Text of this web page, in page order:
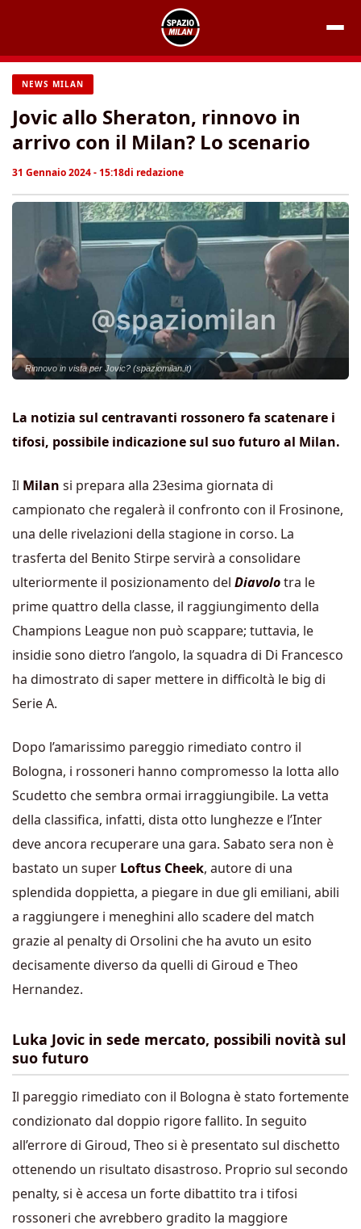
contenuto
NEWS MILAN
Jovic allo Sheraton, rinnovo in
arrivo con il Milan? Lo scenario
31 Gennaio 2024 - 15:18di redazione
Rinnovo in vista per Jovic? (spaziomilan.it)
La notizia sul centravanti rossonero fa scatenare i
tifosi, possibile indicazione sul suo futuro al Milan.
Il Milan si prepara alla 23esima giornata di
campionato che regalerà il confronto con il Frosinone,
una delle rivelazioni della stagione in corso. La
trasferta del Benito Stirpe servirà a consolidare
ulteriormente il posizionamento del Diavolotra le
prime quattro della classe, il raggiungimento della
Champions League non può scappare; tuttavia, le
insidie sono dietro l’angolo, la squadra di Di Francesco
ha dimostrato di saper mettere in difficoltà le big di
Serie A.
Dopo l’amarissimo pareggio rimediato contro il
Bologna, i rossoneri hanno compromesso la lotta allo
Scudetto che sembra ormai irraggiungibile. La vetta
della classifica, infatti, dista otto lunghezze e l’Inter
deve ancora recuperare una gara. Sabato sera non è
bastato un super Loftus Cheek, autore di una
splendida doppietta, a piegare in due gli emiliani, abili
a raggiungere i meneghini allo scadere del match
grazie al penalty di Orsolini che ha avuto un esito
decisamente diverso da quelli di Giroud e Theo
Hernandez.
Luka Jovic in sede mercato, possibili novità sul
suo futuro
Il pareggio rimediato con il Bologna è stato fortemente
condizionato dal doppio rigore fallito. In seguito
all’errore di Giroud, Theo si è presentato sul dischetto
ottenendo un risultato disastroso. Proprio sul secondo
penalty, si è accesa un forte dibattito tra i tifosi
rossoneri che avrebbero gradito la maggiore